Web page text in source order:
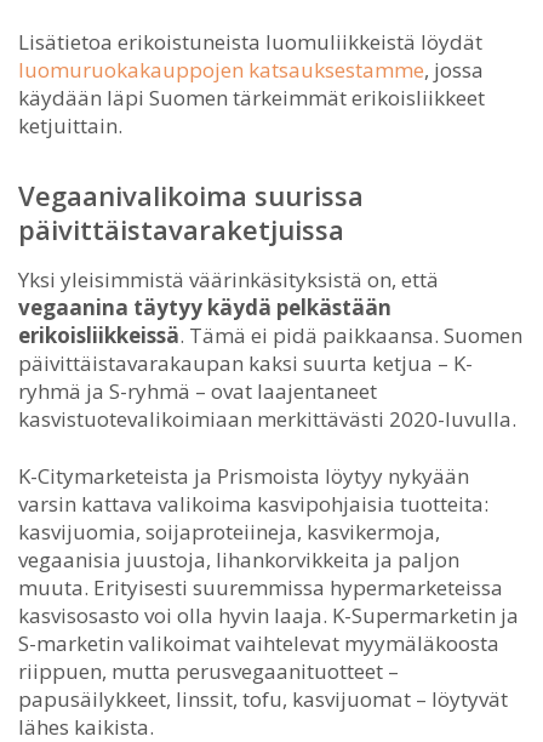
Lisätietoa erikoistuneista luomuliikkeistä löydät
luomuruokakauppojen katsauksestamme, jossa
käydään läpi Suomen tärkeimmät erikoisliikkeet
ketjuittain.
Vegaanivalikoima suurissa
päivittäistavaraketjuissa
Yksi yleisimmistä väärinkäsityksistä on, että
vegaanina täytyy käydä pelkästään
erikoisliikkeissä. Tämä ei pidä paikkaansa. Suomen
päivittäistavarakaupan kaksi suurta ketjua – K-
ryhmä ja S-ryhmä – ovat laajentaneet
kasvistuotevalikoimiaan merkittävästi 2020-luvulla.
K-Citymarketeista ja Prismoista löytyy nykyään
varsin kattava valikoima kasvipohjaisia tuotteita:
kasvijuomia, soijaproteiineja, kasvikermoja,
vegaanisia juustoja, lihankorvikkeita ja paljon
muuta. Erityisesti suuremmissa hypermarketeissa
kasvisosasto voi olla hyvin laaja. K-Supermarketin ja
S-marketin valikoimat vaihtelevat myymäläkoosta
riippuen, mutta perusvegaanituotteet –
papusäilykkeet, linssit, tofu, kasvijuomat – löytyvät
lähes kaikista.